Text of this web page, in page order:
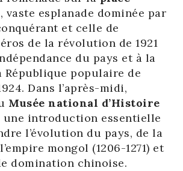
, vaste esplanade dominée par
et celle de
de la révolution de 1921
du pays et à la
République populaire de
Dans l’après-midi,
Musée national d’Histoire
une introduction essentielle
l’évolution du pays, de la
mongol (1206-1271) et
domination chinoise.